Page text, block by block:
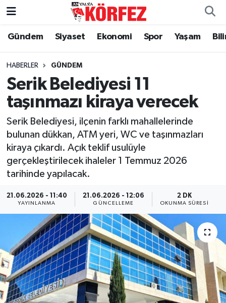
Gündem Siyaset Ekonomi Spor Yaşam
HABERLER GÜNDEM
Serik Belediyesi 11
taşınmazı kiraya verecek
Serik Belediyesi, ilçenin farklı mahallelerinde
bulunan dükkan, ATM yeri, WC ve taşınmazları
kiraya çıkardı. Açık teklif usulüyle
gerçekleştirilecek ihaleler 1 Temmuz 2026
tarihinde yapılacak.
21.06.2026 - 11:40
YAYINLANMA
21.06.2026 - 12:06
GÜNCELLEME
2 DK
OKUNMA SÜRESI
Gündem
Siyaset
Yerel Yönetim
Yaşam
Asayiş
Dünya
Eğitim
Sağlık
Magazin
Nöbetçi Eczaneler
Hava Durumu
Trafik Durumu
Tüm Manşetler
Son Dakika Haberleri
Haber Arşivi